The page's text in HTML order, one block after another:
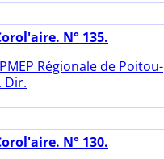
N° 135.
Régionale de Poitou-
Dir.
N° 130.